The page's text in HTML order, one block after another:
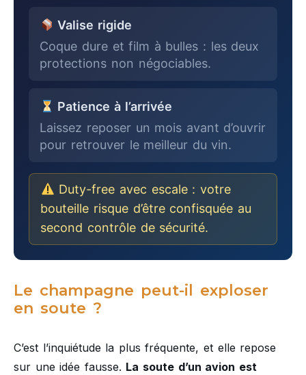
Valise rigide
Coque dure et film à bulles : les deux
protections non négociables.
Patience à l’arrivée
Laissez reposer un mois avant d’ouvrir
pour retrouver le meilleur du vin.
Duty-free avec escale : votre
bouteille risque d’être confisquée au
second contrôle de sécurité.
Le champagne peut-il exploser
en soute ?
C’est l’inquiétude la plus fréquente, et elle repose
sur une idée fausse. La soute d’un avion est